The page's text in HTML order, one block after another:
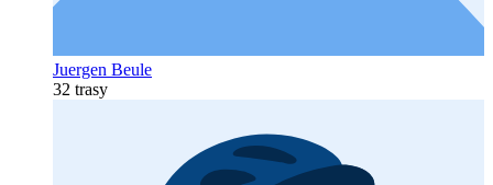
Juergen Beule
32 trasy